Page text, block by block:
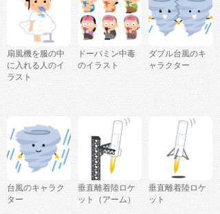
扇風機を服の中
に入れる人のイ
ラスト
ドーパミン中毒
のイラスト
ダブル台風のキ
ャラクター
台風のキャラク
ター
垂直離着陸ロケ
ット（アーム）
垂直離着陸ロケ
ット